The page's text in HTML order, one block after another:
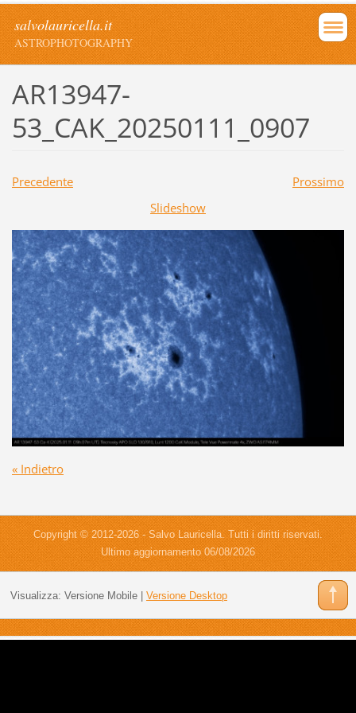
salvolauricella.it
ASTROPHOTOGRAPHY
AR13947-
53_CAK_20250111_0907
Precedente
Prossimo
Slideshow
« Indietro
Copyright © 2012-2026 - Salvo Lauricella. Tutti i diritti riservati.
Ultimo aggiornamento 06/08/2026
Visualizza: Versione Mobile| Versione Desktop